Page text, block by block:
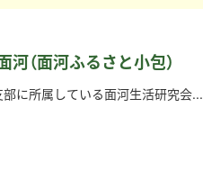
（面河ふるさと小包）
に所属している面河生活研究会...